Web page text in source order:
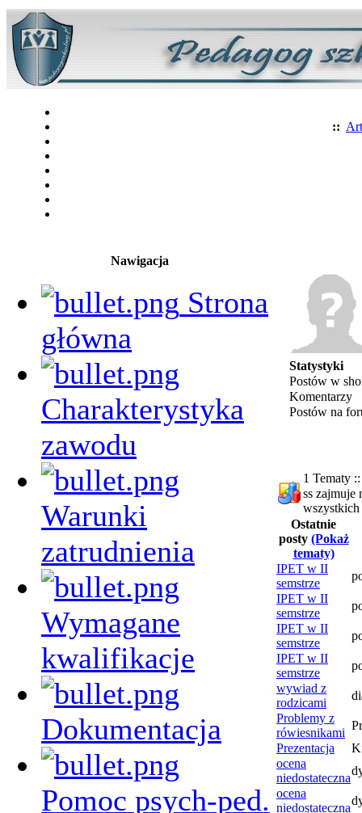
::
Nawigacja
Strona
główna
Charakterystyka
zawodu
Warunki
zatrudnienia
Wymagane
kwalifikacje
Dokumentacja
Pomoc psych-ped.
Statystyki
Postów w
Komentarzy
Postów na
1 Tematy
ss zajmuje
wszystkich
Ostatnie
posty (Pokaż
tematy)
IPET w II
semstrze
IPET w II
semstrze
IPET w II
semstrze
IPET w II
semstrze
wywiad z
rodzicami
Problemy z
rówiesnikami
Prezentacja
ocena
niedostateczna
ocena
niedostateczna